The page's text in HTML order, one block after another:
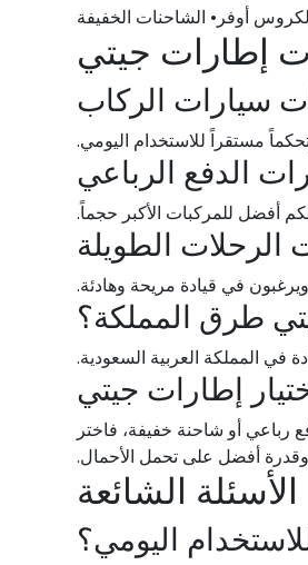
أوفر• الشاحنات الخفيفة
إطارات جيتي
سيارات الركاب
مستقراً للاستخدام اليومي.
الدفع الرباعي
أفضل للمركبات الأكبر حجماً.
الرحلات الطويلة
في قيادة مريحة وهادئة.
طرق المملكة؟
في المملكة العربية السعودية.
إطارات جيتي
رباعي أو شاحنة خفيفة، فاختر
وقدرة أفضل على تحمل الأحمال.
الأسئلة الشائعة
اليومي؟